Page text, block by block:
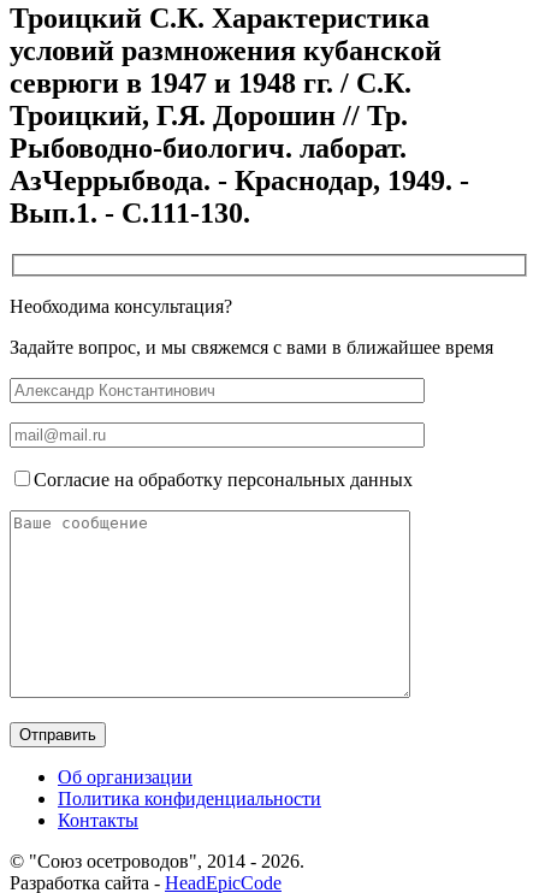
Троицкий С.К. Характеристика
условий размножения кубанской
севрюги в 1947 и 1948 гг. / С.К.
Троицкий, Г.Я. Дорошин // Тр.
Рыбоводно-биологич. лаборат.
АзЧеррыбвода. - Краснодар, 1949. -
Вып.1. - С.111-130.
Необходима консультация?
Задайте вопрос, и мы свяжемся с вами в ближайшее время
Согласие на обработку персональных данных
Об организации
Политика конфиденциальности
Контакты
© "Союз осетроводов", 2014 - 2026.
Разработка сайта - HeadEpicCode